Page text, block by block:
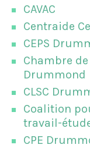
CAVAC
Centraide
CEPS
Chambre
Drummond
CLSC
Coalition
travail-
CPE